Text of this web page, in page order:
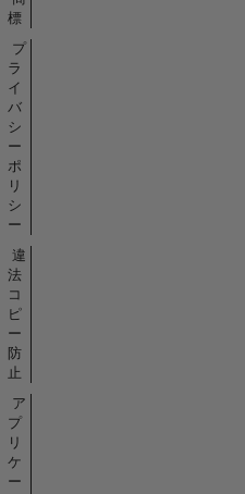
標
プ
ラ
イ
バ
シ
ー
ポ
リ
シ
ー
違
法
コ
ピ
ー
防
止
ア
プ
リ
ケ
ー